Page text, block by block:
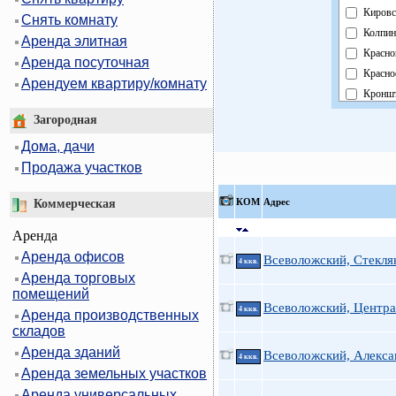
Снять комнату
Аренда элитная
Аренда посуточная
Арендуем квартиру/комнату
Загородная
Дома, дачи
Продажа участков
Коммерческая
Аренда
Аренда офисов
Аренда торговых
помещений
Аренда производственных
складов
Аренда зданий
Аренда земельных участков
КOМ Адрес
4 ккв. Всеволожский,
4 ккв. Всеволожский,
4 ккв. Всеволожский,